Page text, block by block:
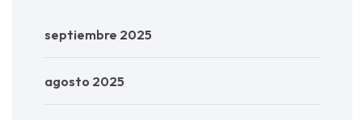
septiembre 2025
agosto 2025